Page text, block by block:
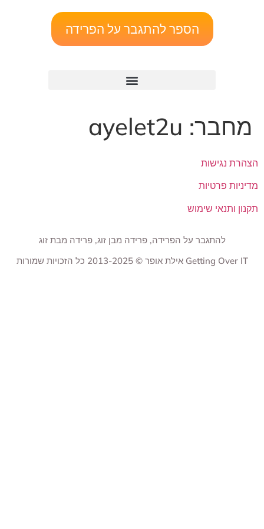
הספר להתגבר על הפרידה
מחבר: ayelet2u
הצהרת נגישות
מדיניות פרטיות
תקנון ותנאי שימוש
להתגבר על הפרידה, פרידה מבן זוג, פרידה מבת זוג
Getting Over IT אילת אופר © 2013-2025 כל הזכויות שמורות